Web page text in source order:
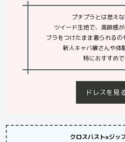
プチプラとは思え
ツイード生地で、高級感
ブラをつけたまま着られる
新人キャバ嬢さんや体
特におすすめ
ドレスを見
クロスバスト×ジッ